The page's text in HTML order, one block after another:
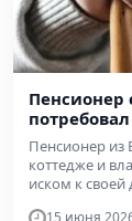
Пенсионер
Пенсионер
коттедже и
иском к своей
15 июня